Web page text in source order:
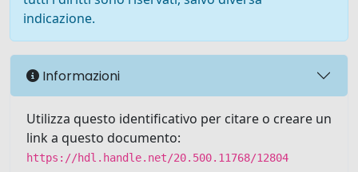
indicazione.
Informazioni
Utilizza questo identificativo per citare o creare un
link a questo documento:
https://hdl.handle.net/20.500.11768/12804